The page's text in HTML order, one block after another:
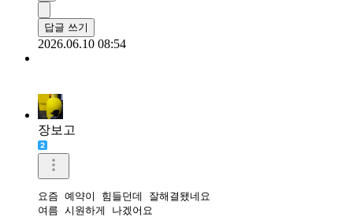
답글 쓰기
2026.06.10 08:54
장보고
요즘 예약이 힘들던데 잘해결됐네요
여름 시원하게 나겠어요